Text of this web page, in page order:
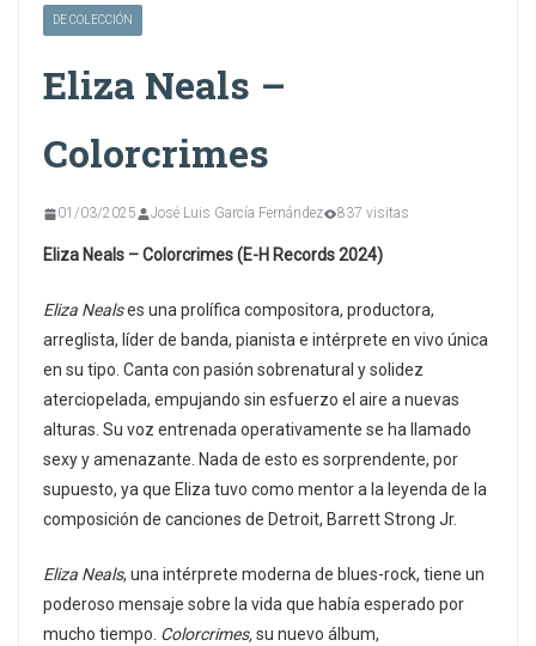
DE COLECCIÓN
Eliza Neals –
Colorcrimes
01/03/2025 José Luis García Fernández 837 visitas
Eliza Neals – Colorcrimes (E-H Records 2024)
Eliza Nealses una prolífica compositora, productora,
arreglista, líder de banda, pianista e intérprete en vivo única
en su tipo. Canta con pasión sobrenatural y solidez
aterciopelada, empujando sin esfuerzo el aire a nuevas
alturas. Su voz entrenada operativamente se ha llamado
sexy y amenazante. Nada de esto es sorprendente, por
supuesto, ya que Eliza tuvo como mentor a la leyenda de la
composición de canciones de Detroit, Barrett Strong Jr.
Eliza Neals, una intérprete moderna de blues-rock, tiene un
poderoso mensaje sobre la vida que había esperado por
mucho tiempo. Colorcrimes,su nuevo álbum,